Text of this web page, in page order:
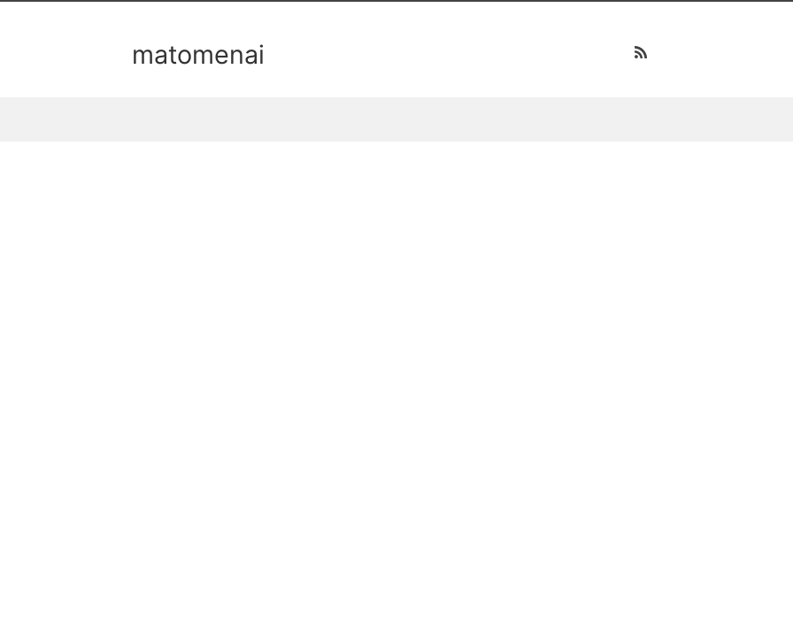
matomenai